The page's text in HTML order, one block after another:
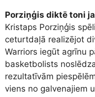
Porziņģis diktē toni
Kristaps Porziņģis
ceturtdaļā realizējot
Warriors iegūt agrīnu
basketbolists
rezultatīvām
viens no galvenajiem